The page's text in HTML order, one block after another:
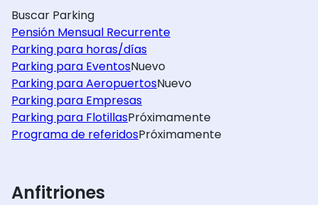
Buscar Parking
Pensión Mensual Recurrente
Parking para horas/días
Parking para EventosNuevo
Parking para AeropuertosNuevo
Parking para Empresas
Parking para FlotillasPróximamente
Programa de referidosPróximamente
Anfitriones